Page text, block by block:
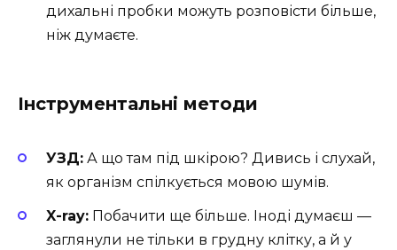
дихальні пробки можуть розповісти більше,
ніж думаєте.
Інструментальні методи
УЗД: А що там під шкірою? Дивись і слухай,
як організм спілкується мовою шумів.
X-ray: Побачити ще більше. Іноді думаєш —
заглянули не тільки в грудну клітку, а й у